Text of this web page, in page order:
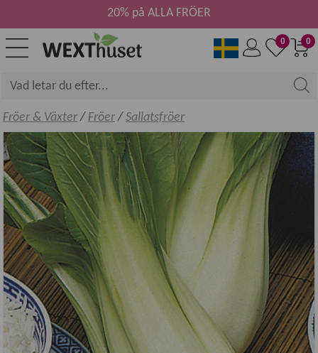
0
0
20% på ALLA FRÖER
Fröer & Växter/ Fröer/ Sallatsfröer